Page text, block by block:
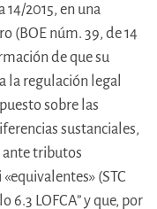
2015, en una
(BOE núm. 39, de 14
de que su
la regulación legal
sobre las
sustanciales,
ante tributos
«equivalentes» (STC
6.3 LOFCA” y que, por